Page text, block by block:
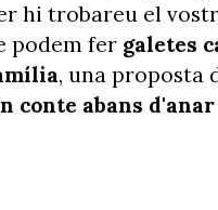
hi trobareu el
podem fer galetes
, una proposta
conte abans